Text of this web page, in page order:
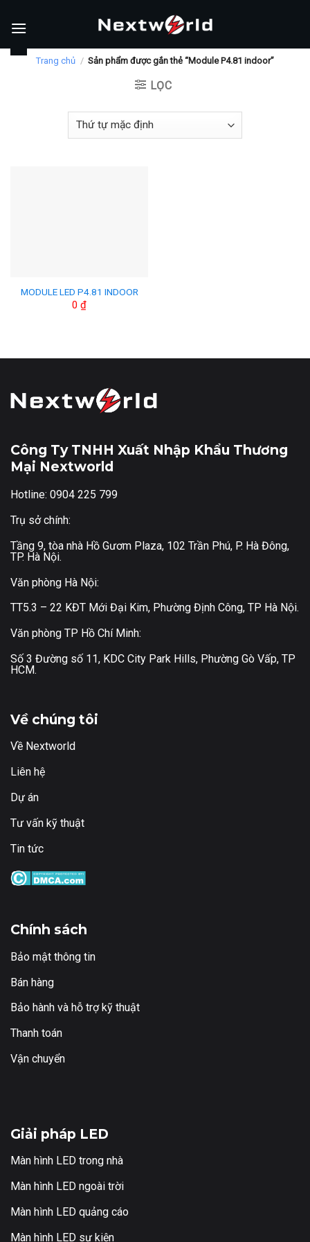
Trang chủ / Sản phẩm được gắn thẻ “Module P4.81 indoor”
LỌC
MODULE LED P4.81 INDOOR
0 ₫
Công Ty TNHH Xuất Nhập Khẩu Thương
Mại Nextworld
Hotline: 0904 225 799
Trụ sở chính:
Tầng 9, tòa nhà Hồ Gươm Plaza, 102 Trần Phú, P. Hà Đông,
TP. Hà Nội.
Văn phòng Hà Nội:
TT5.3 – 22 KĐT Mới Đại Kim, Phường Định Công, TP Hà Nội.
Văn phòng TP Hồ Chí Minh:
Số 3 Đường số 11, KDC City Park Hills, Phường Gò Vấp, TP
HCM.
Về chúng tôi
Về Nextworld
Liên hệ
Dự án
Tư vấn kỹ thuật
Tin tức
Chính sách
Bảo mật thông tin
Bán hàng
Bảo hành và hỗ trợ kỹ thuật
Thanh toán
Vận chuyển
Giải pháp LED
Màn hình LED trong nhà
Màn hình LED ngoài trời
Màn hình LED quảng cáo
Màn hình LED sự kiện